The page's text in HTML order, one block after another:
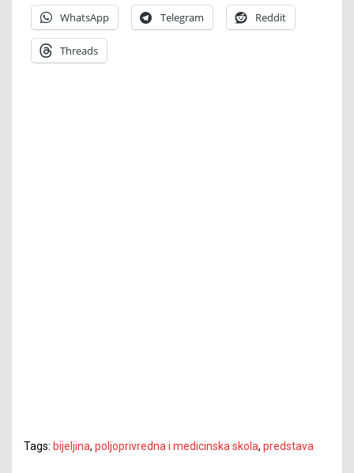
WhatsApp Telegram Reddit
Threads
Tags: bijeljina, poljoprivredna i medicinska skola, predstava